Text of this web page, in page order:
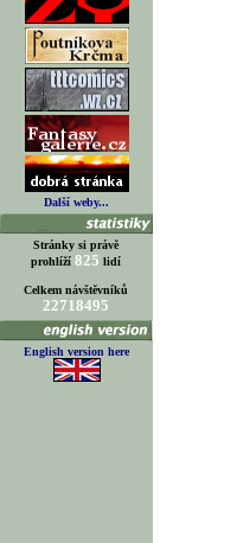
Další weby...
Stránky si právě
prohlíží 825 lidí
Celkem návštěvníků
22718495
English version here